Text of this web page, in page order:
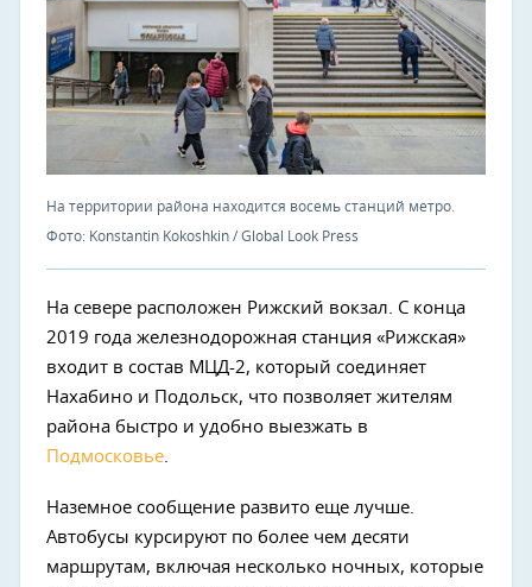
На территории района находится восемь станций метро.
Фото: Konstantin Kokoshkin / Global Look Press
На севере расположен Рижский вокзал. С конца
2019 года железнодорожная станция «Рижская»
входит в состав МЦД-2, который соединяет
Нахабино и Подольск, что позволяет жителям
района быстро и удобно выезжать в
Подмосковье.
Наземное сообщение развито еще лучше.
Автобусы курсируют по более чем десяти
маршрутам, включая несколько ночных, которые